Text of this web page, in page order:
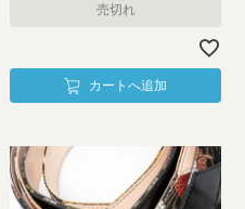
売切れ
カートへ追加